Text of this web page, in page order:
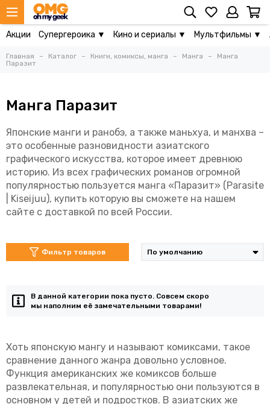
Акции Супергероика ▼ Кино и сериалы ▼ Мультфильмы ▼
Главная Каталог Книги, комиксы, манга Манга
Манга
Паразит
Манга Паразит
Японские манги и ранобэ, а также маньхуа, и манхва –
это особенные разновидности азиатского
графического искусства, которое имеет древнюю
историю. Из всех графических романов огромной
популярностью пользуется манга «Паразит» (Parasite
| Kiseijuu), купить которую вы сможете на нашем
сайте с доставкой по всей России.
Фильтр товаров
В данной категории пока пусто. Совсем скоро
мы наполним её замечательными товарами!
Хоть японскую мангу и называют комиксами, такое
сравнение данного жанра довольно условное.
Функция американских же комиксов больше
развлекательная, и популярностью они пользуются в
основном у детей и подростков. В азиатских же